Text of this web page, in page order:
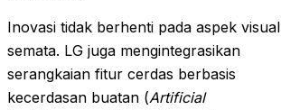
Inovasi tidak berhenti pada aspek visual
semata. LG juga mengintegrasikan
serangkaian fitur cerdas berbasis
kecerdasan buatan (Artificial